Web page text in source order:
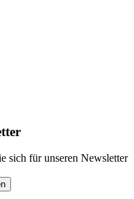
sich für unseren Newsletter